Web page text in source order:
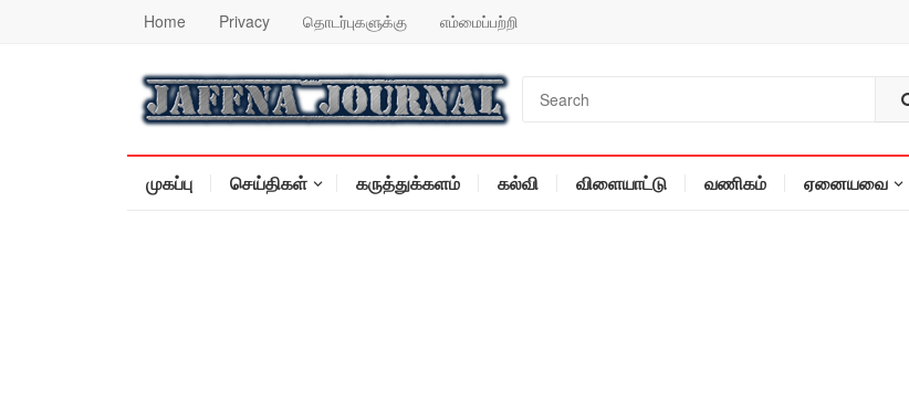
Home Privacy தொடர்புகளுக்கு எம்மைப்பற்றி
முகப்பு செய்திகள் கருத்துக்களம் கல்வி விளையாட்டு வணிகம் ஏனையவை